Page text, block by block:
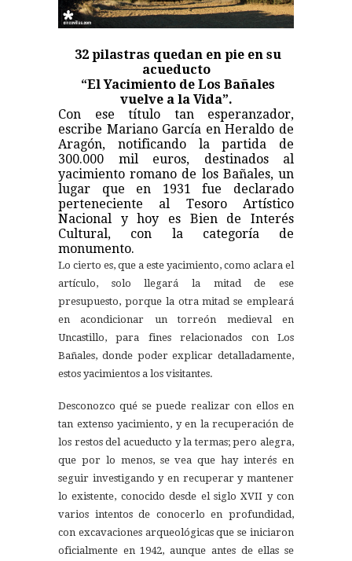
32 pilastras quedan en pie en su
acueducto
“El Yacimiento de Los Bañales
vuelve a la Vida”.
Con ese título tan esperanzador,
escribe Mariano García en Heraldo de
Aragón, notificando la partida de
300.000 mil euros, destinados al
yacimiento romano de los Bañales, un
lugar que en 1931 fue declarado
perteneciente al Tesoro Artístico
Nacional y hoy es Bien de Interés
Cultural, con la categoría de
monumento.
Lo cierto es, que a este yacimiento, como aclara el
artículo, solo llegará la mitad de ese
presupuesto, porque la otra mitad se empleará
en acondicionar un torreón medieval en
Uncastillo, para fines relacionados con Los
Bañales, donde poder explicar detalladamente,
estos yacimientos a los visitantes.
Desconozco qué se puede realizar con ellos en
tan extenso yacimiento, y en la recuperación de
los restos del acueducto y la termas; pero alegra,
que por lo menos, se vea que hay interés en
seguir investigando y en recuperar y mantener
lo existente, conocido desde el siglo XVII y con
varios intentos de conocerlo en profundidad,
con excavaciones arqueológicas que se iniciaron
oficialmente en 1942, aunque antes de ellas se